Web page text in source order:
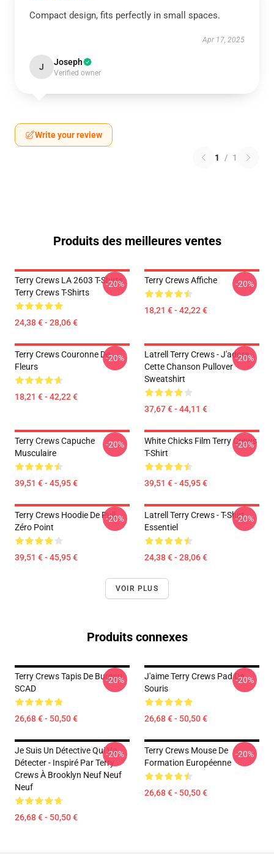
Compact design, fits perfectly in small spaces.
Apr 17, 2025
J Joseph
Verified owner
Write your review
1 / 1
Produits des meilleures ventes
Terry Crews LA 2603 T-Shirts
Terry Crews T-Shirts
24,38 € - 28,06 €
-20% Terry Crews Affiche
18,21 € - 42,22 €
-20%
Terry Crews Couronne De
Fleurs
18,21 € - 42,22 €
-20%
Latrell Terry Crews - J'adore
Cette Chanson Pullover
Sweatshirt
37,67 € - 44,11 €
-20%
Terry Crews Capuche
Musculaire
39,51 € - 45,95 €
-20%
White Chicks Film Terry Crews
T-Shirt
39,51 € - 45,95 €
-20%
Terry Crews Hoodie De Pull
Zéro Point
39,51 € - 45,95 €
-20%
Latrell Terry Crews - T-Shirt
Essentiel
24,38 € - 28,06 €
-20%
VOIR PLUS
Produits connexes
Terry Crews Tapis De Bureau
SCAD
26,68 € - 50,50 €
-20%
J'aime Terry Crews Pad De
Souris
26,68 € - 50,50 €
-20%
Je Suis Un Détective Qui Va
Détecter - Inspiré Par Terry
Crews À Brooklyn Neuf Neuf
Neuf
26,68 € - 50,50 €
-20%
Terry Crews Mouse De
Formation Européenne
26,68 € - 50,50 €
-20%